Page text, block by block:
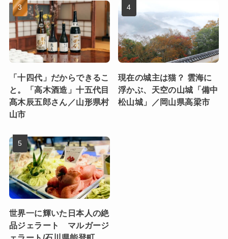
「十四代」だからできるこ
と。「高木酒造」十五代目
髙木辰五郎さん／山形県村
山市
現在の城主は猫？ 雲海に
浮かぶ、天空の山城「備中
松山城」／岡山県高梁市
世界一に輝いた日本人の絶
品ジェラート マルガージ